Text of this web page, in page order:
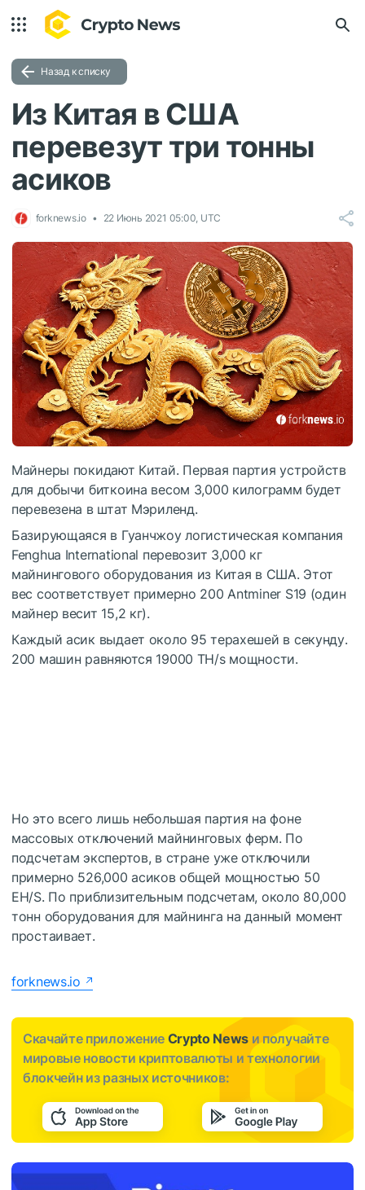
Назад к списку
Из Китая в США
перевезут три тонны
асиков
forknews.io 22 Июнь 2021 05:00, UTC
Майнеры покидают Китай. Первая партия устройств
для добычи биткоина весом 3,000 килограмм будет
перевезена в штат Мэриленд.
Базирующаяся в Гуанчжоу логистическая компания
Fenghua International перевозит 3,000 кг
майнингового оборудования из Китая в США. Этот
вес соответствует примерно 200 Antminer S19 (один
майнер весит 15,2 кг).
Каждый асик выдает около 95 терахешей в секунду.
200 машин равняются 19000 TH/s мощности.
Но это всего лишь небольшая партия на фоне
массовых отключений майнинговых ферм. По
подсчетам экспертов, в стране уже отключили
примерно 526,000 асиков общей мощностью 50
EH/S. По приблизительным подсчетам, около 80,000
тонн оборудования для майнинга на данный момент
простаивает.
forknews.io
Скачайте приложение Crypto News и получайте
мировые новости криптовалюты и технологии
блокчейн из разных источников: